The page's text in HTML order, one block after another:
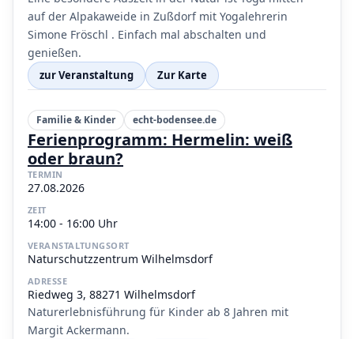
auf der Alpakaweide in Zußdorf mit Yogalehrerin
Simone Fröschl . Einfach mal abschalten und
genießen.
zur Veranstaltung Zur Karte
Familie & Kinder echt-bodensee.de
Ferienprogramm: Hermelin: weiß
oder braun?
TERMIN
27.08.2026
ZEIT
14:00 - 16:00 Uhr
VERANSTALTUNGSORT
Naturschutzzentrum Wilhelmsdorf
ADRESSE
Riedweg 3, 88271 Wilhelmsdorf
Naturerlebnisführung für Kinder ab 8 Jahren mit
Margit Ackermann.